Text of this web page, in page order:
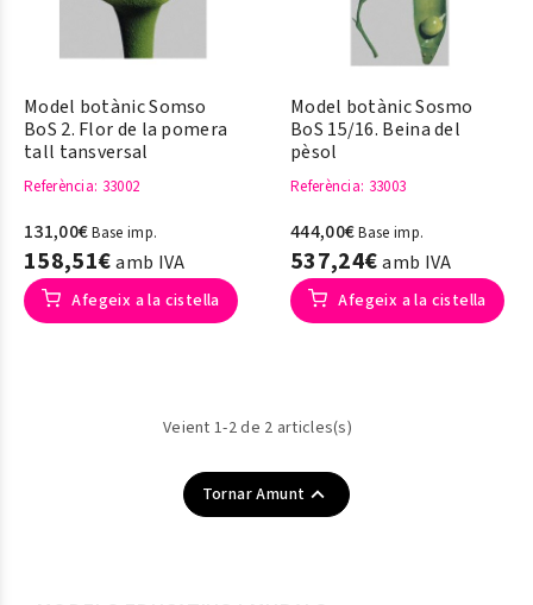
Model botànic Somso
BoS 2. Flor de la pomera
tall tansversal
Referència: 33002
131,00€Base imp.
158,51€amb IVA
Afegeix a la cistella
Model botànic Sosmo
BoS 15/16. Beina del
pèsol
Referència: 33003
444,00€Base imp.
537,24€amb IVA
Afegeix a la cistella
Veient 1-2 de 2 articles(s)
Tornar Amunt 